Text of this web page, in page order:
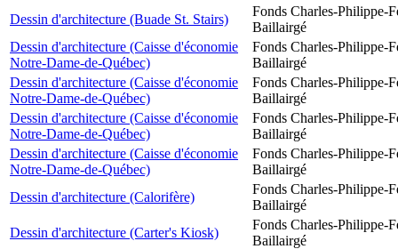
Dessin d'architecture (Buade St. Stairs)
Fonds Charles-Philippe-
Baillairgé
Dessin d'architecture (Caisse d'économie
Notre-Dame-de-Québec)
Fonds Charles-Philippe-
Baillairgé
Dessin d'architecture (Caisse d'économie
Notre-Dame-de-Québec)
Fonds Charles-Philippe-
Baillairgé
Dessin d'architecture (Caisse d'économie
Notre-Dame-de-Québec)
Fonds Charles-Philippe-
Baillairgé
Dessin d'architecture (Caisse d'économie
Notre-Dame-de-Québec)
Fonds Charles-Philippe-
Baillairgé
Dessin d'architecture (Calorifère)
Fonds Charles-Philippe-
Baillairgé
Dessin d'architecture (Carter's Kiosk)
Fonds Charles-Philippe-
Baillairgé